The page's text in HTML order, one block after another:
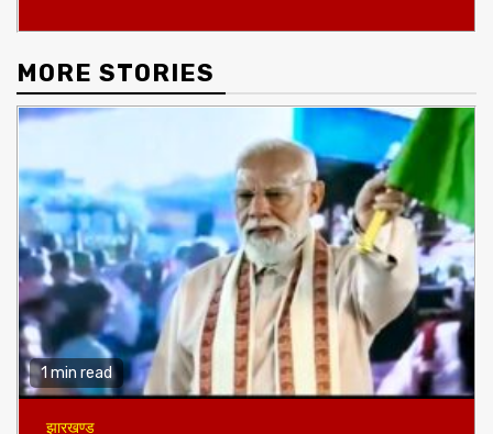
MORE STORIES
1 min read
झारखण्ड